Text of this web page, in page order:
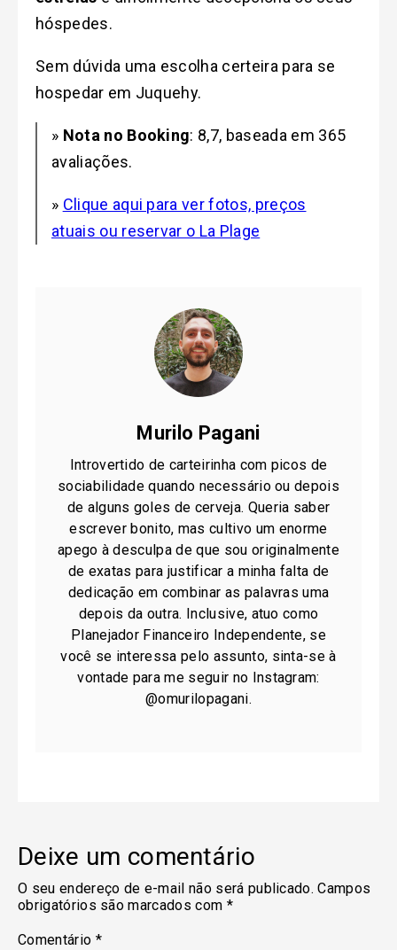
hóspedes.
Sem dúvida uma escolha certeira para se
hospedar em Juquehy.
» Nota no Booking: 8,7, baseada em 365
avaliações.
» Clique aqui para ver fotos, preços
atuais ou reservar o La Plage
Murilo Pagani
Introvertido de carteirinha com picos de
sociabilidade quando necessário ou depois
de alguns goles de cerveja. Queria saber
escrever bonito, mas cultivo um enorme
apego à desculpa de que sou originalmente
de exatas para justificar a minha falta de
dedicação em combinar as palavras uma
depois da outra. Inclusive, atuo como
Planejador Financeiro Independente, se
você se interessa pelo assunto, sinta-se à
vontade para me seguir no Instagram:
@omurilopagani.
Deixe um comentário
O seu endereço de e-mail não será publicado. Campos
obrigatórios são marcados com *
Comentário *